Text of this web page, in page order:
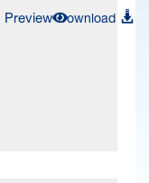
PreviewDownload